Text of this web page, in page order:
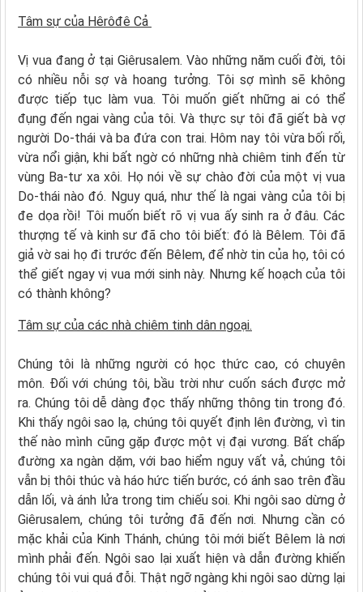
Tâm sự của Hêrôđê Cả
Vị vua đang ở tại Giêrusalem. Vào những năm cuối đời, tôi
có nhiều nỗi sợ và hoang tưởng. Tôi sợ mình sẽ không
được tiếp tục làm vua. Tôi muốn giết những ai có thể
đụng đến ngai vàng của tôi. Và thực sự tôi đã giết bà vợ
người Do-thái và ba đứa con trai. Hôm nay tôi vừa bối rối,
vừa nổi giận, khi bất ngờ có những nhà chiêm tinh đến từ
vùng Ba-tư xa xôi. Họ nói về sự chào đời của một vị vua
Do-thái nào đó. Nguy quá, như thế là ngai vàng của tôi bị
đe dọa rồi! Tôi muốn biết rõ vị vua ấy sinh ra ở đâu. Các
thượng tế và kinh sư đã cho tôi biết: đó là Bêlem. Tôi đã
giả vờ sai họ đi trước đến Bêlem, để nhờ tin của họ, tôi có
thể giết ngay vị vua mới sinh này. Nhưng kế hoạch của tôi
có thành không?
Tâm sự của các nhà chiêm tinh dân ngoại.
Chúng tôi là những người có học thức cao, có chuyên
môn. Đối với chúng tôi, bầu trời như cuốn sách được mở
ra. Chúng tôi dễ dàng đọc thấy những thông tin trong đó.
Khi thấy ngôi sao lạ, chúng tôi quyết định lên đường, vì tin
thế nào mình cũng gặp được một vị đại vương. Bất chấp
đường xa ngàn dặm, với bao hiểm nguy vất vả, chúng tôi
vẫn bị thôi thúc và háo hức tiến bước, có ánh sao trên đầu
dẫn lối, và ánh lửa trong tim chiếu soi. Khi ngôi sao dừng ở
Giêrusalem, chúng tôi tưởng đã đến nơi. Nhưng cần có
mặc khải của Kinh Thánh, chúng tôi mới biết Bêlem là nơi
mình phải đến. Ngôi sao lại xuất hiện và dẫn đường khiến
chúng tôi vui quá đỗi. Thật ngỡ ngàng khi ngôi sao dừng lại